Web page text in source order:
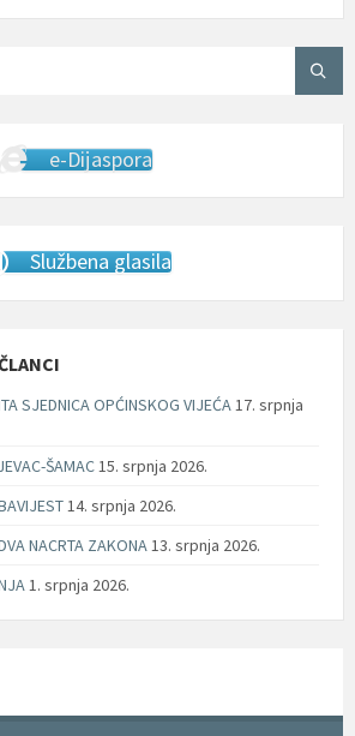
e-Dijaspora
Službena glasila
SJEDNICA OPĆINSKOG VIJEĆA17. srpnja
ŠAMAC15. srpnja 2026.
14. srpnja 2026.
NACRTA ZAKONA13. srpnja 2026.
1. srpnja 2026.